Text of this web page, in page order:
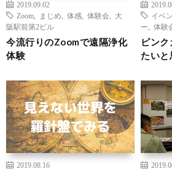
2019.09.02
Zoom
まじめ 体感 体験会
大
阪駅前第2ビル
今流行りのZoomで遠隔浄化
体験
イベ
ー
体験
ピン
たいと
2019.08.16